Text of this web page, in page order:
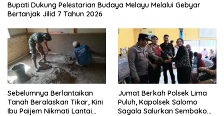
Bupati Dukung Pelestarian Budaya Melayu Melalui Gebyar
Bertanjak Jilid 7 Tahun 2026
Sebelumnya Berlantaikan
Tanah Beralaskan Tikar, Kini
Ibu Paijem Nikmati Lantai
Jumat Berkah Polsek Lima
Puluh, Kapolsek Salomo
Sagala Salurkan Sembako